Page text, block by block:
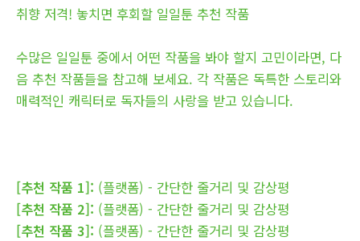
취향 저격! 놓치면 후회할 일일툰 추천 작품
수많은 일일툰 중에서 어떤 작품을 봐야 할지 고민이라면, 다
음 추천 작품들을 참고해 보세요. 각 작품은 독특한 스토리와
매력적인 캐릭터로 독자들의 사랑을 받고 있습니다.
[추천 작품 1]: (플랫폼) - 간단한 줄거리 및 감상평
[추천 작품 2]: (플랫폼) - 간단한 줄거리 및 감상평
[추천 작품 3]: (플랫폼) - 간단한 줄거리 및 감상평